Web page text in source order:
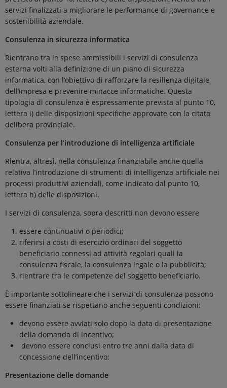
servizi finalizzati a migliorare le performance di governance e
sostenibilità aziendale.
Consulenza in sicurezza informatica
Rientrano tra le spese ammissibili i servizi di consulenza
esterna volti alla definizione di un piano di sicurezza
informatica, con l’obiettivo di rafforzare la resilienza digitale
dell’impresa e prevenire minacce informatiche. Questa
tipologia di consulenza è espressamente prevista al punto 10,
lettera i) delle disposizioni specifiche approvate con la citata
delibera provinciale.
Consulenza per l’introduzione di intelligenza artificiale
Rientra, altresì, nella consulenza finanziabile anche quella
relativa l’introduzione di strumenti di intelligenza artificiale nei
processi produttivi aziendali, come indicato dal punto 10,
lettera h) delle disposizioni.
I servizi di consulenza, sopra descritti non devono essere
essere continuativi o periodici;
riferirsi a costi di esercizio ordinari del soggetto
beneficiario connessi ad attività regolari quali la
consulenza fiscale, la consulenza legale o la pubblicità;
rientrare tra le competenze del soggetto beneficiario.
È importante sottolineare che i servizi di consulenza possono
essere finanziati se rispettano anche seguenti condizioni:
devono essere avviati solo dopo la data di presentazione
della domanda di incentivo;
devono essere conclusi entro tre anni dalla data di
concessione dell’incentivo;
Presentazione delle domande